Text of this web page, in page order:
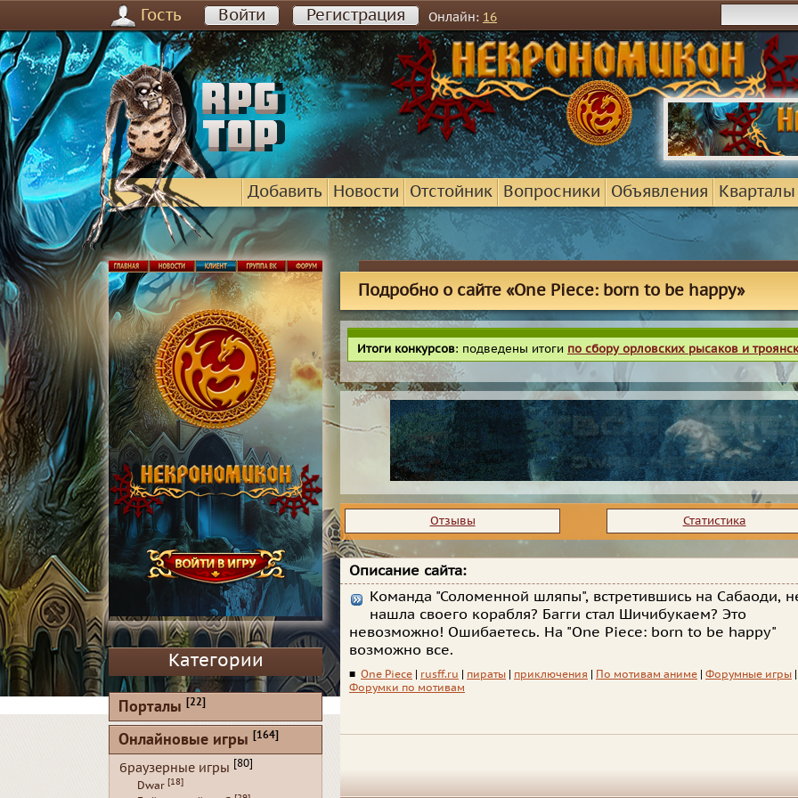
Гость Войти Регистрация Онлайн: 16
Добавить Новости Отстойник Вопросники Объявления Кварталы
Подробно о сайте «One Piece: born to be happy»
Итоги конкурсов: подведены итоги по сбору орловских рысаков и
Отзывы Статистика
Описание сайта:
Команда "Соломенной шляпы", встретившись на Сабаоди,
нашла своего корабля? Багги стал Шичибукаем? Это
невозможно! Ошибаетесь. На "One Piece: born to be happy"
возможно все.
■ One Piece rusff.ru пираты приключения По мотивам аниме Форумные игры
Форумки по мотивам
Категории
Порталы [22]
Онлайновые игры [164]
браузерные игры [80]
Dwar [18]